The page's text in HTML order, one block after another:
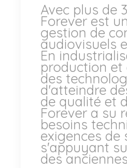
Avec plus de
Forever est
gestion de
audiovisuels
En
production et
des
d'atteindre
de qualité et
Forever a su
besoins
exigences de
s'appuyant
des